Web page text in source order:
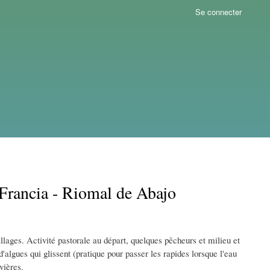
Se connecter
- Riomal de Abajo
Activité pastorale au départ, quelques pêcheurs et milieu et
qui glissent (pratique pour passer les rapides lorsque l'eau